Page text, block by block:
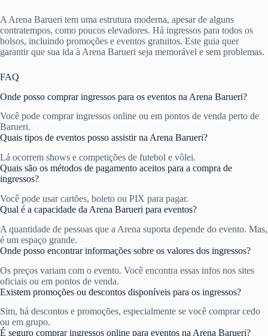
A Arena Barueri tem uma estrutura moderna, apesar de alguns
contratempos, como poucos elevadores. Há ingressos para todos os
bolsos, incluindo promoções e eventos gratuitos. Este guia quer
garantir que sua ida à Arena Barueri seja memorável e sem problemas.
FAQ
Onde posso comprar ingressos para os eventos na Arena Barueri?
Você pode comprar ingressos online ou em pontos de venda perto de
Barueri.
Quais tipos de eventos posso assistir na Arena Barueri?
Lá ocorrem shows e competições de futebol e vôlei.
Quais são os métodos de pagamento aceitos para a compra de
ingressos?
Você pode usar cartões, boleto ou PIX para pagar.
Qual é a capacidade da Arena Barueri para eventos?
A quantidade de pessoas que a Arena suporta depende do evento. Mas,
é um espaço grande.
Onde posso encontrar informações sobre os valores dos ingressos?
Os preços variam com o evento. Você encontra essas infos nos sites
oficiais ou em pontos de venda.
Existem promoções ou descontos disponíveis para os ingressos?
Sim, há descontos e promoções, especialmente se você comprar cedo
ou em grupo.
É seguro comprar ingressos online para eventos na Arena Barueri?